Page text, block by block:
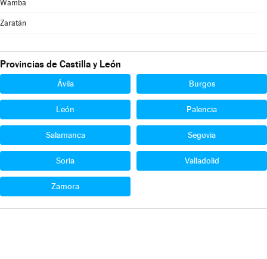
Wamba
Zaratán
Provincias de Castilla y León
Ávila Burgos
León Palencia
Salamanca Segovia
Soria Valladolid
Zamora